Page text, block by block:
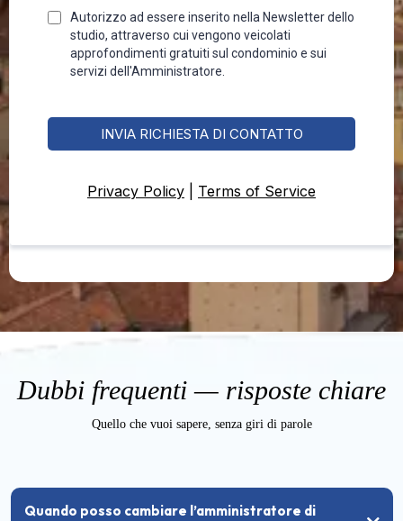
Autorizzo ad essere inserito nella Newsletter dello
studio, attraverso cui vengono veicolati
approfondimenti gratuiti sul condominio e sui
servizi dell'Amministratore.
INVIA RICHIESTA DI CONTATTO
Privacy Policy Terms of Service
Dubbi frequenti — risposte chiare
Quello che vuoi sapere, senza giri di parole
Quando posso cambiare l’amministratore di